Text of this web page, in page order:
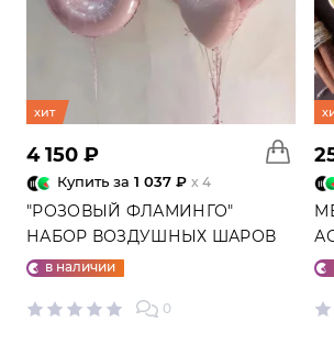
хит
4 150 ₽
Купить за 1 037 ₽ x 4
"РОЗОВЫЙ ФЛАМИНГО"
НАБОР ВОЗДУШНЫХ ШАРОВ
№25в наличии
0